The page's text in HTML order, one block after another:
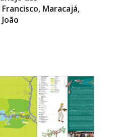
Maracajá,